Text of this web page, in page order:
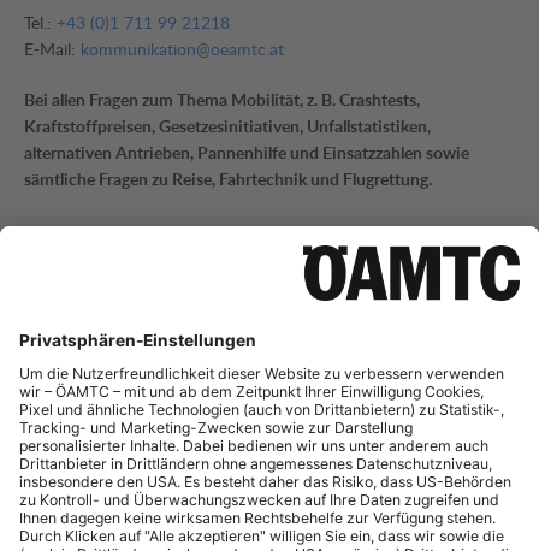
Tel.: +43 (0)1 711 99 21218
E-Mail: kommunikation@oeamtc.at
Bei allen Fragen zum Thema Mobilität, z. B. Crashtests,
Kraftstoffpreisen, Gesetzesinitiativen, Unfallstatistiken,
alternativen Antrieben, Pannenhilfe und Einsatzzahlen sowie
sämtliche Fragen zu Reise, Fahrtechnik und Flugrettung.
E-Mail:
mi-presse@oeamtc.at
Bei Fragen zur aktuellen Verkehrslage und Straßeninfrastruktur
sowie Telematik.